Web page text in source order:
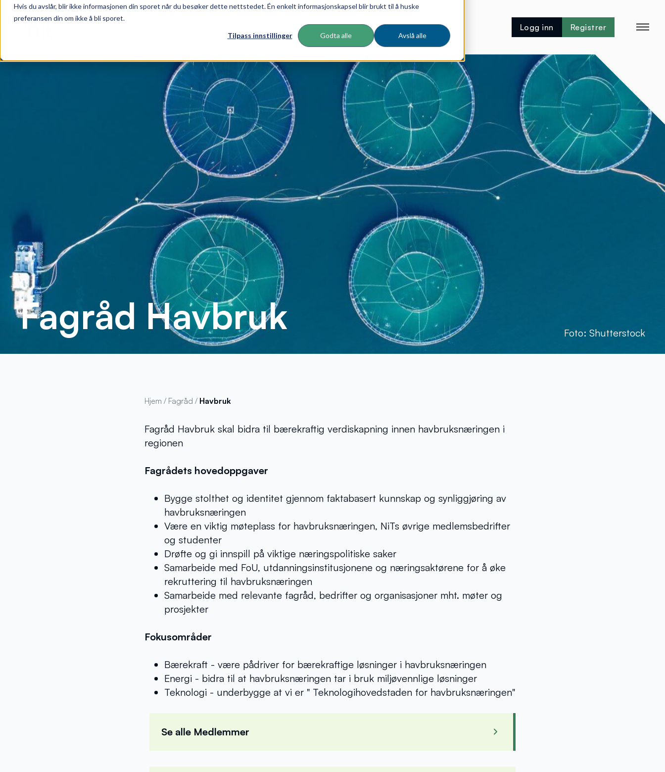
Hvis du avslår, blir ikke informasjonen din sporet når du besøker dette nettstedet. Én enkelt informasjonskapsel blir brukt til å huske
preferansen din om ikke å bli sporet.
Tilpass innstillinger Godta alle Avslå alle
Logg inn Registrer
Fagråd Havbruk Foto: Shutterstock
Hjem / Fagråd / Havbruk
Fagråd Havbruk skal bidra til bærekraftig verdiskapning innen havbruksnæringen i
regionen
Fagrådets hovedoppgaver
Bygge stolthet og identitet gjennom faktabasert kunnskap og synliggjøring av
havbruksnæringen
Være en viktig møteplass for havbruksnæringen, NiTs øvrige medlemsbedrifter
og studenter
Drøfte og gi innspill på viktige næringspolitiske saker
Samarbeide med FoU, utdanningsinstitusjonene og næringsaktørene for å øke
rekruttering til havbruksnæringen
Samarbeide med relevante fagråd, bedrifter og organisasjoner mht. møter og
prosjekter
Fokusområder
Bærekraft - være pådriver for bærekraftige løsninger i havbruksnæringen
Energi - bidra til at havbruksnæringen tar i bruk miljøvennlige løsninger
Teknologi - underbygge at vi er " Teknologihovedstaden for havbruksnæringen"
Se alle Medlemmer
Vibeke Emilsen Wetterwald Merete Sandberg